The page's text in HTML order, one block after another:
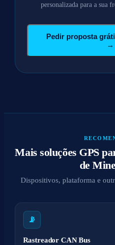
personalizada para a sua
Pedir proposta
→
Mais soluções GPS
de
Dispositivos, plataforma e
📡
Rastreador CAN Bus